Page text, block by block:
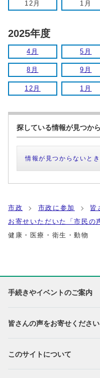
12月 1月
2025年度
4月 5月
8月 9月
12月 1月
探している情報が見つか
情報が見つからないと
市政 市政に参加
皆
お寄せいただいた「市民の
健康・医療・衛生・動物
手続きやイベントのご案内
皆さんの声をお寄せください
このサイトについて